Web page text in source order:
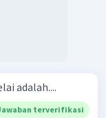
adalah....
terverifikasi